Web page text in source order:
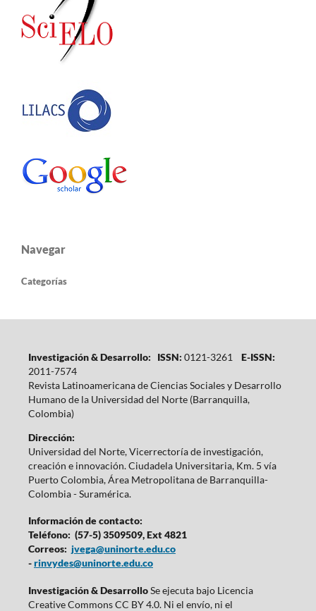
Navegar
Categorías
Investigación & Desarrollo: ISSN: 0121-3261
E-ISSN:
2011-7574
Revista Latinoamericana de Ciencias Sociales y Desarrollo
Humano de la Universidad del Norte (Barranquilla,
Colombia)
Dirección:
Universidad del Norte, Vicerrectoría de investigación,
creación e innovación. Ciudadela Universitaria, Km. 5 vía
Puerto Colombia, Área Metropolitana de Barranquilla-
Colombia - Suramérica.
Información de contacto:
Teléfono: (57-5) 3509509, Ext 4821
Correos: jvega@uninorte.edu.co
-rinvydes@uninorte.edu.co
Investigación & DesarrolloSe ejecuta bajo Licencia
Creative Commons CC BY 4.0. Ni el envío, ni el